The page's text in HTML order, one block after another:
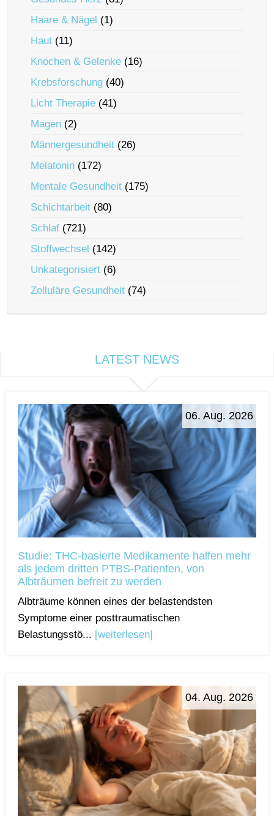
Haare & Nägel (1)
Haut (11)
Knochen & Gelenke (16)
Krebsforschung (40)
Licht Therapie (41)
Magen (2)
Männergesundheit (26)
Melatonin (172)
Mentale Gesundheit (175)
Schichtarbeit (80)
Schlaf (721)
Stoffwechsel (142)
Unkategorisiert (6)
Zelluläre Gesundheit (74)
LATEST NEWS
06. Aug. 2026
Studie: THC-basierte Medikamente halfen mehr
als jedem dritten PTBS-Patienten, von
Albträumen befreit zu werden
Albträume können eines der belastendsten
Symptome einer posttraumatischen
Belastungsstö... [weiterlesen]
04. Aug. 2026